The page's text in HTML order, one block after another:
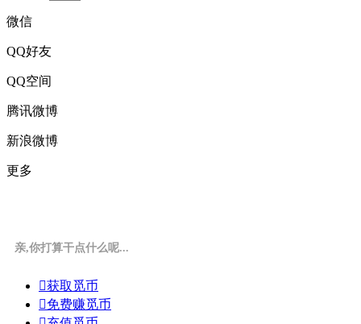
微信
QQ好友
QQ空间
腾讯微博
新浪微博
更多
亲,你打算干点什么呢...
获取觅币
免费赚觅币